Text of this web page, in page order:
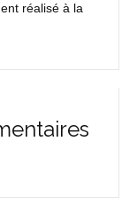
réalisé à la